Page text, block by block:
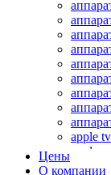
apple tv
apple
Цены
О компании